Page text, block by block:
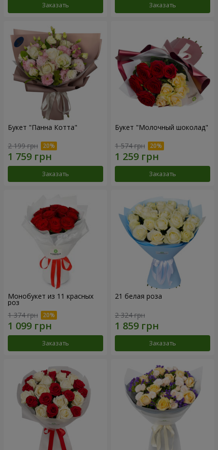
Заказать Заказать
Букет "Панна Котта"
2 199 грн
Заказать
Букет "Молочный шоколад"
1 574 грн
Заказать
Монобукет из 11 красных
роз
1 374 грн
Заказать
21 белая роза
2 324 грн
Заказать